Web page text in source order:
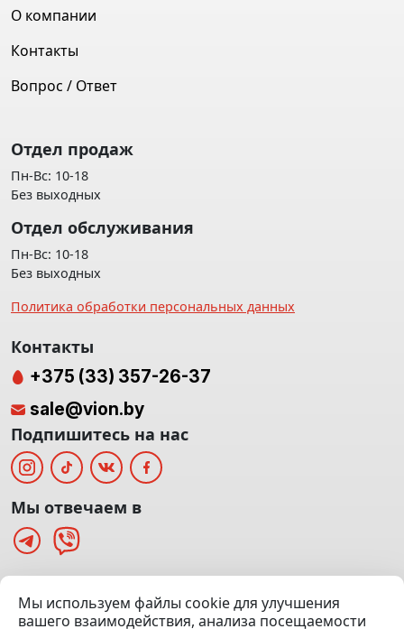
(Офис: 5 этаж | Осмотр авто: 5 этаж)
О компании
Контакты
Вопрос / Ответ
Отдел продаж
Пн-Вс: 10-18
Без выходных
Отдел обслуживания
Пн-Вс: 10-18
Без выходных
Политика обработки персональных данных
Мы используем файлы cookie для улучшения
вашего взаимодействия, анализа посещаемости
Контакты
+375 (33) 357-26-37
sale@vion.by
Подпишитесь на нас
Мы отвечаем в